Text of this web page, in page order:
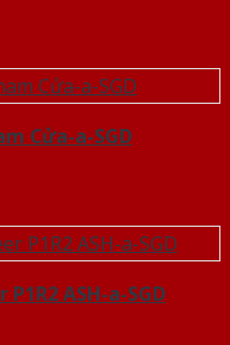
Cửa-a-SGD
ASH-a-SGD